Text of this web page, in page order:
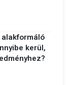
kerül,